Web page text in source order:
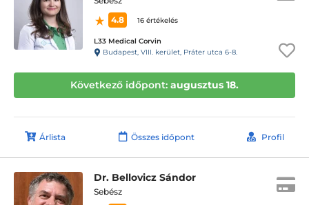
4.8
16 értékelés
L33 Medical Corvin
Budapest, VIII. kerület, Práter utca 6-8.
Következő időpont: augusztus 18.
Árlista Összes időpont Profil
Dr. Bellovicz Sándor
Sebész